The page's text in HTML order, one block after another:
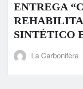
ENTREGA
SINTÉTICO
La Carbonifera